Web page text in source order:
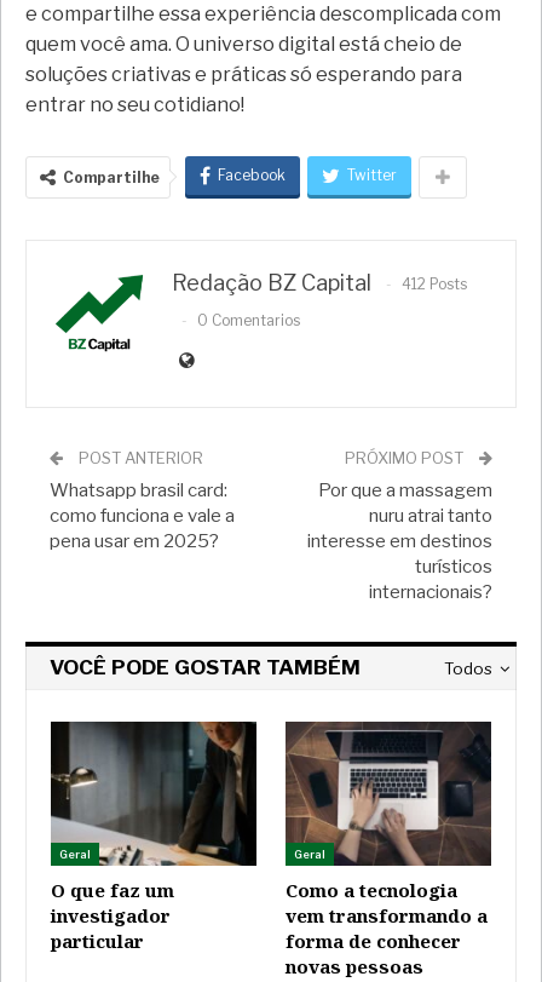
e compartilhe essa experiência descomplicada com
quem você ama. O universo digital está cheio de
soluções criativas e práticas só esperando para
entrar no seu cotidiano!
Compartilhe Facebook Twitter
Redação BZ Capital
412 Posts
0 Comentarios
POST ANTERIOR
Whatsapp brasil card:
como funciona e vale a
pena usar em 2025?
PRÓXIMO POST
Por que a massagem
nuru atrai tanto
interesse em destinos
turísticos
internacionais?
Todos
VOCÊ PODE GOSTAR TAMBÉM
Geral
O que faz um
investigador
particular
Geral
Como a tecnologia
vem transformando a
forma de conhecer
novas pessoas